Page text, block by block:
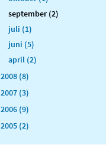
september (2)
juli (1)
juni (5)
april (2)
2008 (8)
2007 (3)
2006 (9)
2005 (2)